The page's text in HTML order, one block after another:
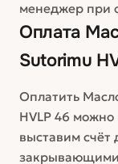
менеджер при
Оплата
Sutorimu
Оплатить
HVLP 46
выставим